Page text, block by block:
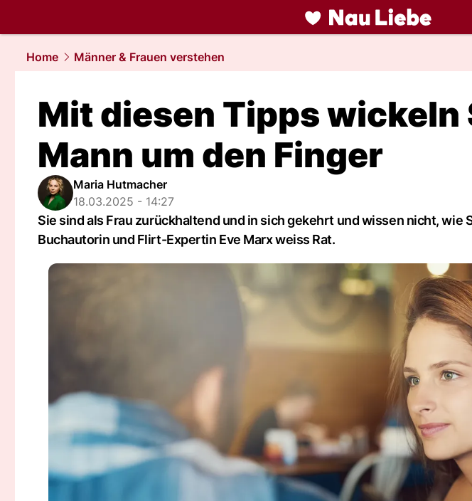
liebe.NAU.ch
Home
Männer & Frauen verstehen
Mit diesen Tipps wickeln
Mann um den Finger
Maria Hutmacher
18.03.2025 - 14:27
Sie sind als Frau zurückhaltend und in sich gekehrt und wissen nicht, wie
Buchautorin und Flirt-Expertin Eve Marx weiss Rat.